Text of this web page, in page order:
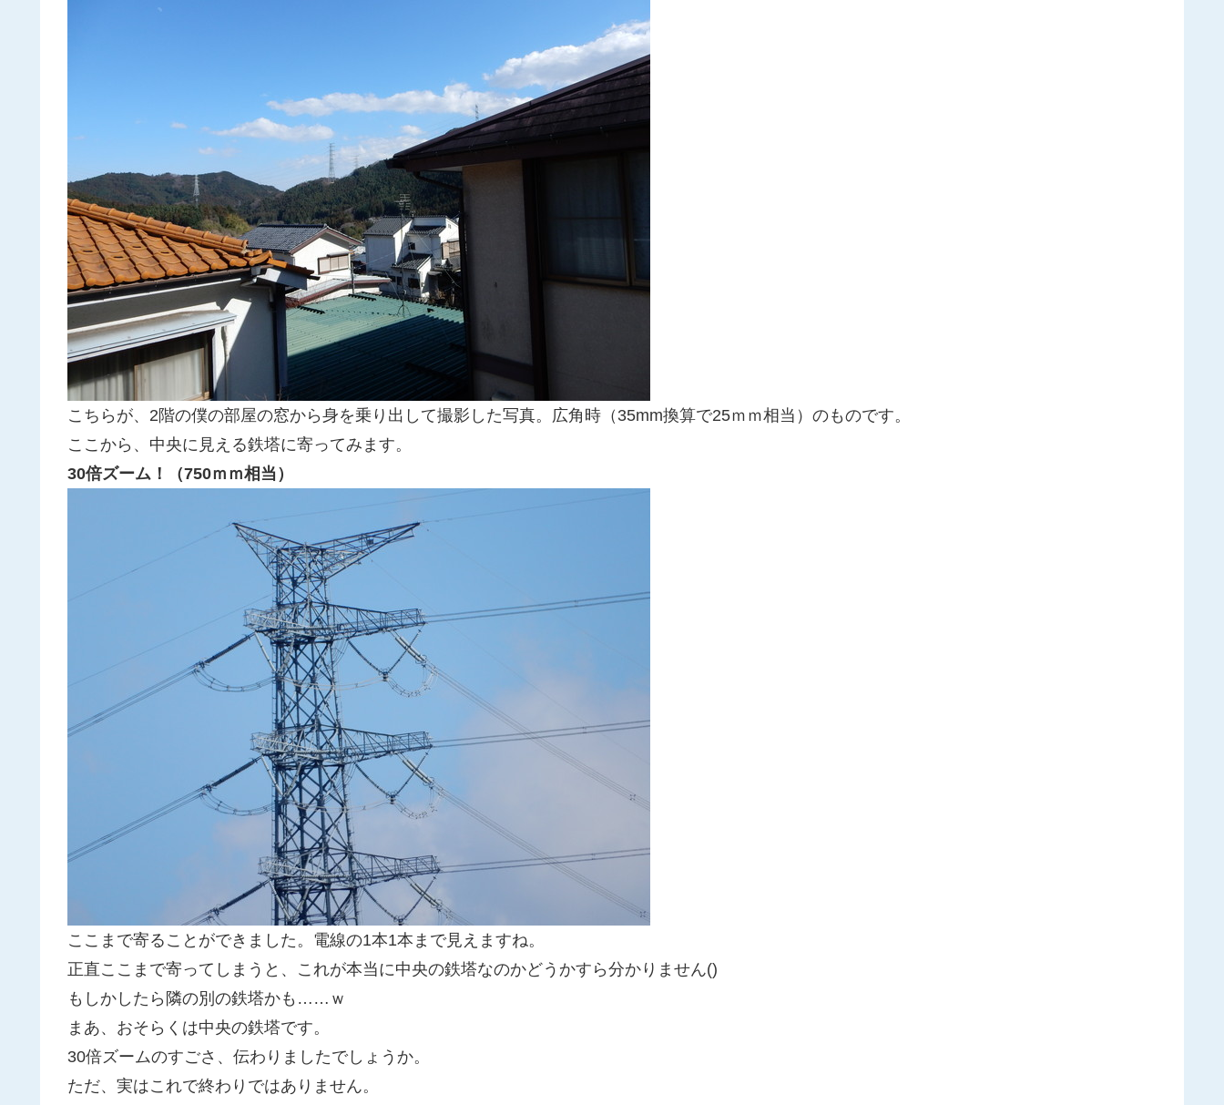
こちらが、2階の僕の部屋の窓から身を乗り出して撮影した写真。広角時（35mm換算で25ｍｍ相当）のものです。
ここから、中央に見える鉄塔に寄ってみます。
30倍ズーム！（750ｍｍ相当）
ここまで寄ることができました。電線の1本1本まで見えますね。
正直ここまで寄ってしまうと、これが本当に中央の鉄塔なのかどうかすら分かりません()
もしかしたら隣の別の鉄塔かも……ｗ
まあ、おそらくは中央の鉄塔です。
30倍ズームのすごさ、伝わりましたでしょうか。
ただ、実はこれで終わりではありません。